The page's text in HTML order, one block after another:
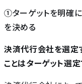
①ターゲットを明確
を決める
決済代行会社を選定
ことはターゲット選定